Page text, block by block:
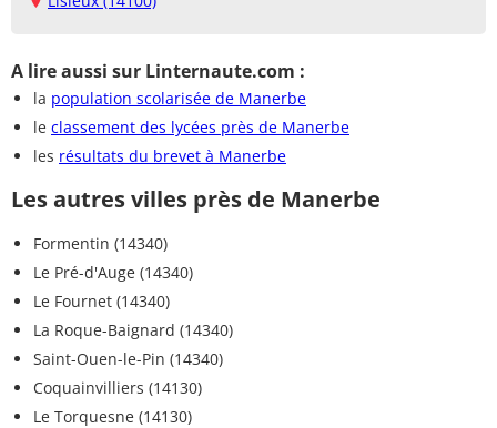
A lire aussi sur Linternaute.com :
la population scolarisée de Manerbe
le classement des lycées près de Manerbe
les résultats du brevet à Manerbe
Les autres villes près de Manerbe
Formentin (14340)
Le Pré-d'Auge (14340)
Le Fournet (14340)
La Roque-Baignard (14340)
Saint-Ouen-le-Pin (14340)
Coquainvilliers (14130)
Le Torquesne (14130)